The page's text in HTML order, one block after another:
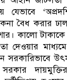
কেনা বৈধ করার
কালো
দেওয়ার
সরকারিভাবে
দায়মুক্তির